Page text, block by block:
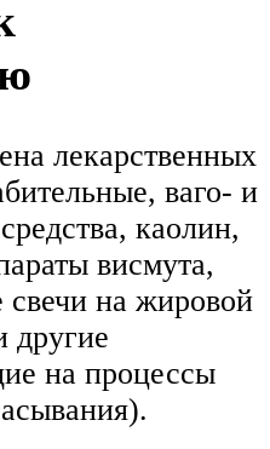
лекарственных
ваго- и
каолин,
висмута,
свечи на жировой
другие
на процессы